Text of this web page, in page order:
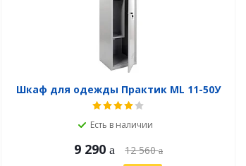
Шкаф для одежды Практик ML 11-50У
Есть в наличии
9 290 12 560